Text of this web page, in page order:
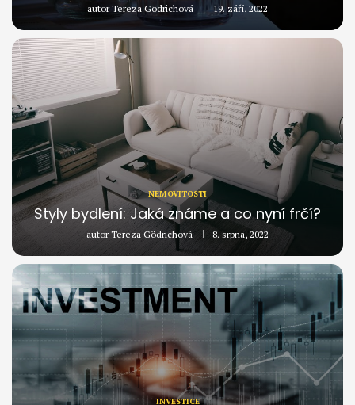
autorTereza Gödrichová 19. září, 2022
NEMOVITOSTI
Styly bydlení: Jaká známe a co nyní frčí?
autorTereza Gödrichová 8. srpna, 2022
INVESTICE